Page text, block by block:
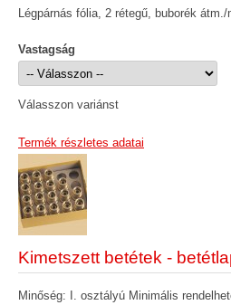
Légpárnás fólia, 2 rétegű, buborék
Vastagság
Válasszon variánst
Termék részletes adatai
Kimetszett betétek -
Minőség: I. osztályú Minimális